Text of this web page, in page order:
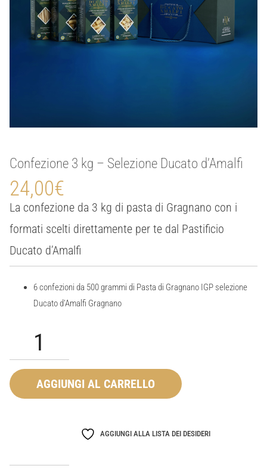
Confezione 3 kg – Selezione Ducato d’Amalfi
24,00€
La confezione da 3 kg di pasta di Gragnano con i
formati scelti direttamente per te dal Pastificio
Ducato d’Amalfi
6 confezioni da 500 grammi di Pasta di Gragnano IGP selezione
Ducato d’Amalfi Gragnano
Confezione
-
Selezione
AGGIUNGI AL CARRELLO
AGGIUNGI ALLA LISTA DEI DESIDERI